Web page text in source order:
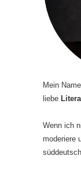
Mein
liebe
Wenn ich
moderiere